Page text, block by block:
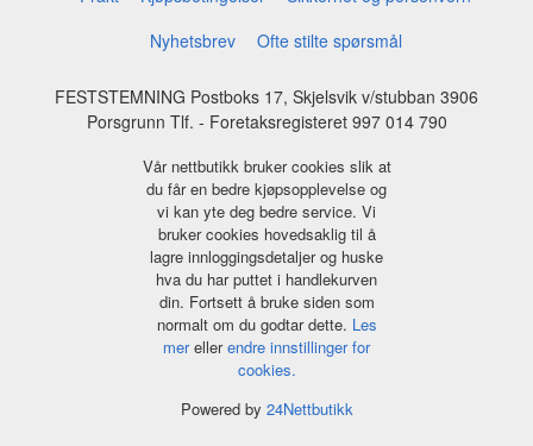
Nyhetsbrev
Ofte stilte spørsmål
FESTSTEMNING Postboks 17, Skjelsvik v/stubban 3906
Porsgrunn Tlf. - Foretaksregisteret 997 014 790
Vår nettbutikk bruker cookies slik at
du får en bedre kjøpsopplevelse og
vi kan yte deg bedre service. Vi
bruker cookies hovedsaklig til å
lagre innloggingsdetaljer og huske
hva du har puttet i handlekurven
din. Fortsett å bruke siden som
normalt om du godtar dette. Les
merellerendre innstillinger for
cookies.
Powered by 24Nettbutikk